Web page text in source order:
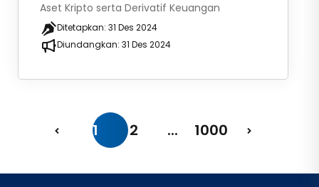
Aset Kripto serta Derivatif Keuangan
Ditetapkan: 31 Des 2024
Diundangkan: 31 Des 2024
1 2 ... 1000